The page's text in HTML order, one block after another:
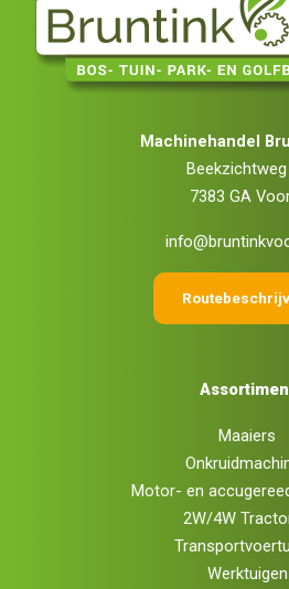
Machinehandel
7383 GA
Maaiers
Motor- en
2W/4W
Werktuigen